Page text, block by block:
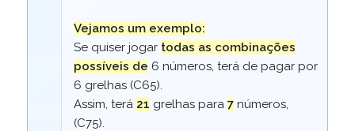
Vejamos um exemplo:
Se quiser jogar todas as combinações
possíveis de 6 números, terá de pagar por
6 grelhas (C65).
Assim, terá 21 grelhas para 7números,
(C75).